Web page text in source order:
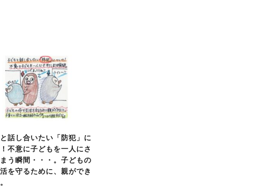
話し合いたい「防犯」に
不意に子どもを一人にさ
う瞬間・・・。子どもの
を守るために、親ができ